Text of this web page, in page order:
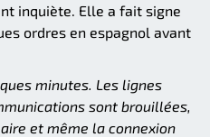
inquiète. Elle a fait signe
ordres en espagnol avant
minutes. Les lignes
sont brouillées,
et même la connexion